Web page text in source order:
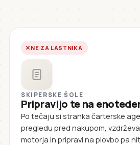
NE ZA LASTNIKA
SKIPERSKE ŠOLE
Pripravijo te na
Po tečaju si stranka čarterske
pregledu pred nakupom,
motorja in pripravi na plovbo pa